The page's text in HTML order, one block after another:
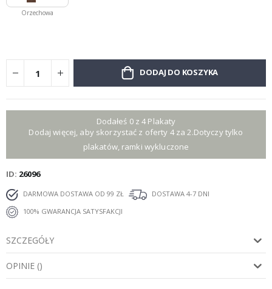
Orzechowa
DODAJ DO KOSZYKA
Dodałeś 0 z 4 Plakaty
Dodaj więcej, aby skorzystać z oferty 4 za 2.Dotyczy tylko
plakatów, ramki wykluczone
ID 26096
DARMOWA DOSTAWA OD 99 ZŁ
DOSTAWA 4-7 DNI
100% GWARANCJA SATYSFAKCJI
SZCZEGÓŁY
OPINIE ()